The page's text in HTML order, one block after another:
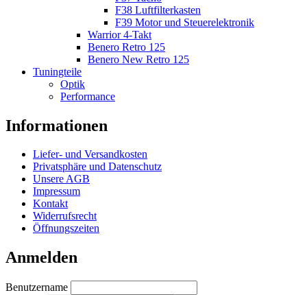
F38 Luftfilterkasten
F39 Motor und Steuerelektronik
Warrior 4-Takt
Benero Retro 125
Benero New Retro 125
Tuningteile
Optik
Performance
Informationen
Liefer- und Versandkosten
Privatsphäre und Datenschutz
Unsere AGB
Impressum
Kontakt
Widerrufsrecht
Öffnungszeiten
Anmelden
Benutzername